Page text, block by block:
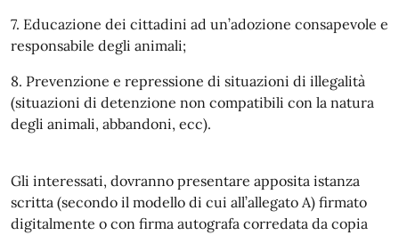
7. Educazione dei cittadini ad un’adozione consapevole e
responsabile degli animali;
8. Prevenzione e repressione di situazioni di illegalità
(situazioni di detenzione non compatibili con la natura
degli animali, abbandoni, ecc).
Gli interessati, dovranno presentare apposita istanza
scritta (secondo il modello di cui all’allegato A) firmato
digitalmente o con firma autografa corredata da copia